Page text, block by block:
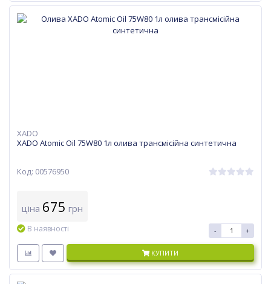
XADO
XADO Atomic Oil 75W80 1л олива трансмісійна синтетична
Код: 00576950
ціна 675 грн
В наявності - +
КУПИТИ